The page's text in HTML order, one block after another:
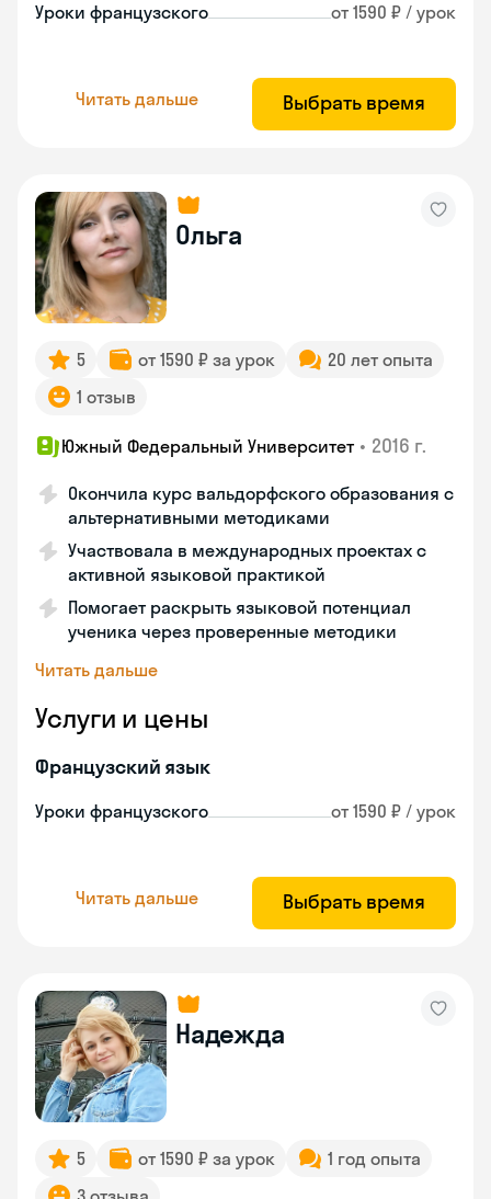
Уроки французского от 1590 ₽ / урок
Читать дальше Выбрать время
Ольга
5 от 1590 ₽ за урок
20 лет опыта
1 отзыв
Южный Федеральный Университет • 2016 г.
Окончила курс вальдорфского образования с
альтернативными методиками
Участвовала в международных проектах с
активной языковой практикой
Помогает раскрыть языковой потенциал
ученика через проверенные методики
Читать дальше
Услуги и цены
Французский язык
Уроки французского от 1590 ₽ / урок
Читать дальше Выбрать время
Надежда
5 от 1590 ₽ за урок
1 год опыта